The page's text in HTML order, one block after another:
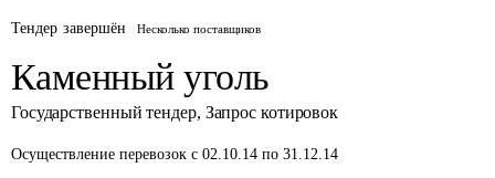
Тендер завершён Несколько поставщиков
Каменный уголь
Государственный тендер, Запрос котировок
Осуществление перевозок с 02.10.14 по 31.12.14